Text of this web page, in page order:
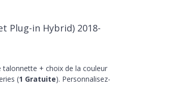
Plug-in Hybrid) 2018-
talonnette + choix de la couleur
(1 Gratuite). Personnalisez-